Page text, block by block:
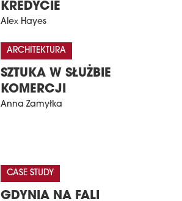
KREDYCIE
Alex Hayes
ARCHITEKTURA
SZTUKA W SŁUŻBIE
KOMERCJI
Anna Zamyłka
CASE STUDY
GDYNIA NA FALI